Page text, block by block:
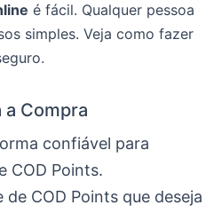
é fácil. Qualquer pessoa
simples. Veja como fazer
a Compra
confiável para
COD Points.
COD Points que deseja